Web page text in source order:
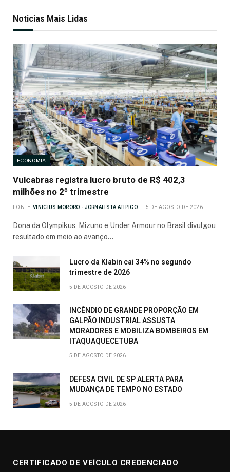
Noticias Mais Lidas
ECONOMIA
Vulcabras registra lucro bruto de R$ 402,3
milhões no 2º trimestre
FONTE: VINICIUS MORORO - JORNALISTA ATIPICO 5 DE AGOSTO DE 2026
Dona da Olympikus, Mizuno e Under Armour no Brasil divulgou
resultado em meio ao avanço…
Lucro da Klabin cai 34% no segundo
trimestre de 2026
5 DE AGOSTO DE 2026
INCÊNDIO DE GRANDE PROPORÇÃO EM
GALPÃO INDUSTRIAL ASSUSTA
MORADORES E MOBILIZA BOMBEIROS EM
ITAQUAQUECETUBA
5 DE AGOSTO DE 2026
DEFESA CIVIL DE SP ALERTA PARA
MUDANÇA DE TEMPO NO ESTADO
5 DE AGOSTO DE 2026
CERTIFICADO DE VEÍCULO CREDENCIADO